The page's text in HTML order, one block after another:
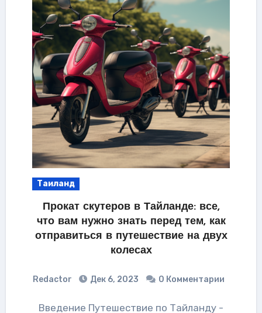
Таиланд
Прокат скутеров в Тайланде: все,
что вам нужно знать перед тем, как
отправиться в путешествие на двух
колесах
Redactor Дек 6, 2023 0 Комментарии
Введение Путешествие по Тайланду -